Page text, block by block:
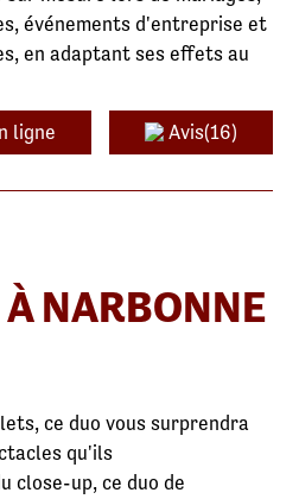
événements d'entreprise et
en adaptant ses effets au
ligne Avis(16)
NARBONNE
ce duo vous surprendra
qu'ils
close-up, ce duo de